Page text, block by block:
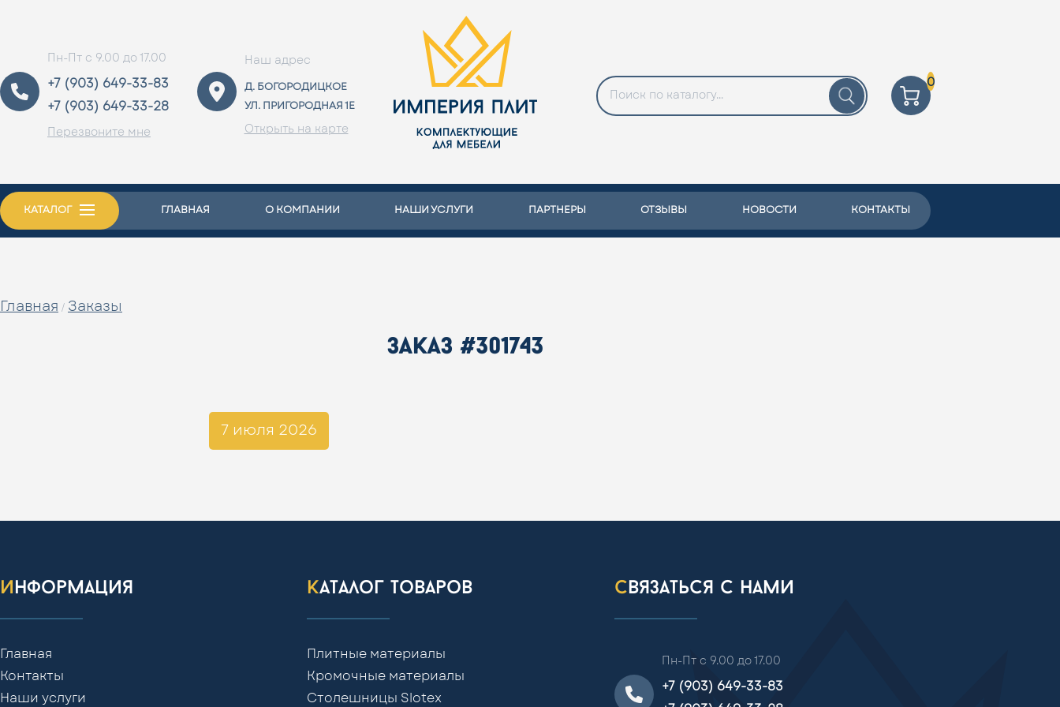
Пн-Пт с 9.00 до 17.00
+7 (903) 649-33-83
+7 (903) 649-33-28
Перезвоните мне
Наш адрес
Д. БОГОРОДИЦКОЕ
УЛ. ПРИГОРОДНАЯ 1Е
Открыть на карте
0
КАТАЛОГ ГЛАВНАЯ О КОМПАНИИ НАШИ УСЛУГИ ПАРТНЕРЫ ОТЗЫВЫ НОВОСТИ КОНТАКТЫ
Главная / Заказы
заказ #301743
7 июля 2026
информация
Главная
Контакты
Наши услуги
каталог товаров
Плитные материалы
Кромочные материалы
Столешницы Slotex
связаться с нами
Пн-Пт с 9.00 до 17.00
+7 (903) 649-33-83